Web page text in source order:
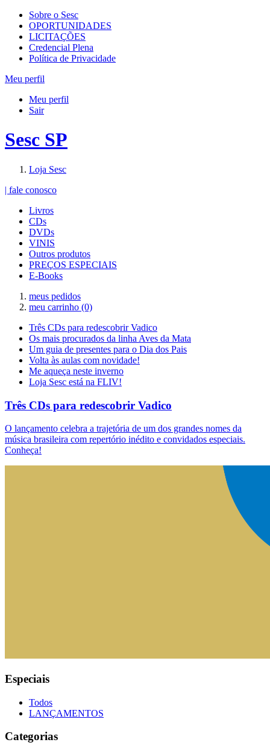
Sobre o Sesc
OPORTUNIDADES
LICITAÇÕES
Credencial Plena
Política de Privacidade
Meu perfil
Meu perfil
Sair
Sesc SP
Loja Sesc
| fale conosco
Livros
CDs
DVDs
VINIS
Outros produtos
PREÇOS ESPECIAIS
E-Books
meus pedidos
meu carrinho (0)
Três CDs para redescobrir Vadico
Os mais procurados da linha Aves da Mata
Um guia de presentes para o Dia dos Pais
Volta às aulas com novidade!
Me aqueça neste inverno
Loja Sesc está na FLIV!
Três CDs para redescobrir Vadico
O lançamento celebra a trajetória de um dos grandes nomes da
música brasileira com repertório inédito e convidados especiais.
Conheça!
Especiais
Todos
LANÇAMENTOS
Categorias